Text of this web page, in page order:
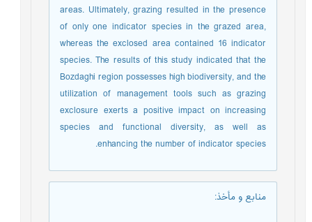
areas. Ultimately, grazing resulted in the presence
of only one indicator species in the grazed area,
whereas the exclosed area contained 16 indicator
species. The results of this study indicated that the
Bozdaghi region possesses high biodiversity, and the
utilization of management tools such as grazing
exclosure exerts a positive impact on increasing
species and functional diversity, as well as
enhancing the number of indicator species.
منابع و مأخذ: